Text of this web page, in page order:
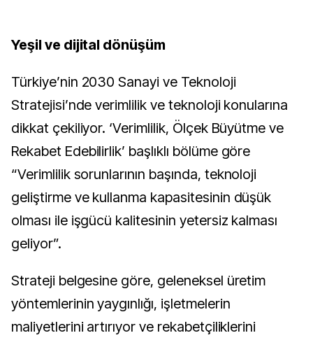
Yeşil ve dijital dönüşüm
Türkiye’nin 2030 Sanayi ve Teknoloji
Stratejisi’nde verimlilik ve teknoloji konularına
dikkat çekiliyor. ‘Verimlilik, Ölçek Büyütme ve
Rekabet Edebilirlik’ başlıklı bölüme göre
“Verimlilik sorunlarının başında, teknoloji
geliştirme ve kullanma kapasitesinin düşük
olması ile işgücü kalitesinin yetersiz kalması
geliyor”.
Strateji belgesine göre, geleneksel üretim
yöntemlerinin yaygınlığı, işletmelerin
maliyetlerini artırıyor ve rekabetçiliklerini